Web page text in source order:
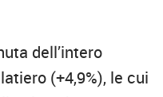
dell’intero
(+4,9%), le cui